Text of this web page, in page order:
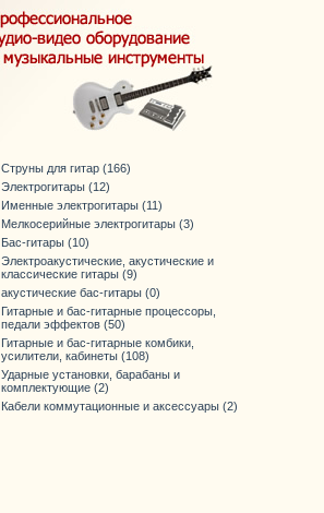
Струны для гитар (166)
Электрогитары (12)
Именные электрогитары (11)
Мелкосерийные электрогитары (3)
Бас-гитары (10)
Электроакустические, акустические и
классические гитары (9)
акустические бас-гитары (0)
Гитарные и бас-гитарные процессоры,
педали эффектов (50)
Гитарные и бас-гитарные комбики,
усилители, кабинеты (108)
Ударные установки, барабаны и
комплектующие (2)
Кабели коммутационные и аксессуары (2)